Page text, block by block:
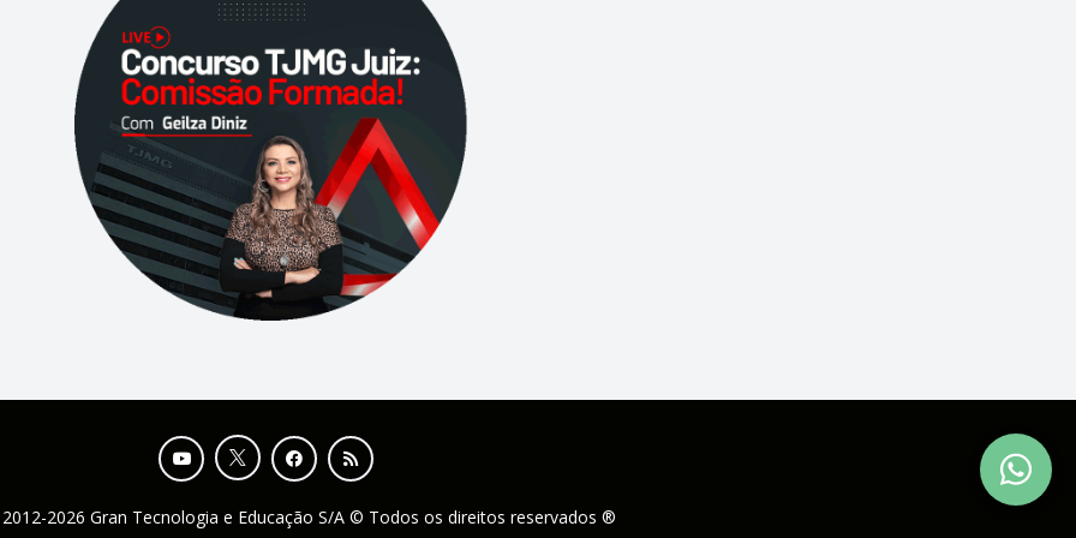
2026 Gran Tecnologia e Educação S/A © Todos os direitos reservados ®